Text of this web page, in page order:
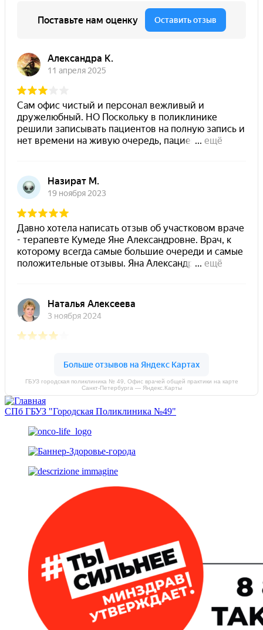
ГБУЗ городская поликлиника № 49, Офис врачей общей практики на карте
Санкт‑Петербурга — Яндекс.Карты
СПб ГБУЗ "Городская Поликлиника №49"